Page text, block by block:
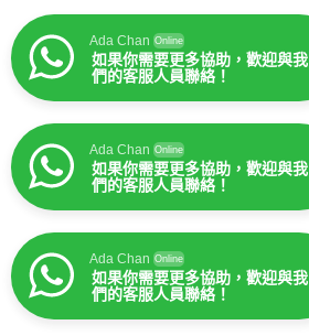
Ada Chan Online
如果你需要更多協助，歡迎與我
們的客服人員聯絡！
Ada Chan Online
如果你需要更多協助，歡迎與我
們的客服人員聯絡！
Ada Chan Online
如果你需要更多協助，歡迎與我
們的客服人員聯絡！